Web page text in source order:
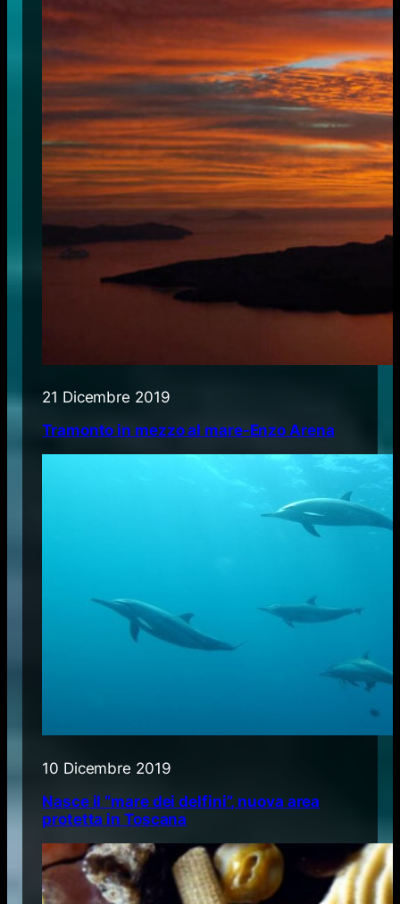
21 Dicembre 2019
Tramonto in mezzo al mare-Enzo Arena
10 Dicembre 2019
Nasce il “mare dei delfini”, nuova area
protetta in Toscana